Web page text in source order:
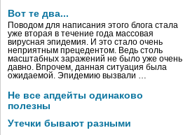
Вот те два...
Поводом для написания этого блога стала
уже вторая в течение года массовая
вирусная эпидемия. И это стало очень
неприятным прецедентом. Ведь столь
масштабных заражений не было уже очень
давно. Впрочем, данная ситуация была
ожидаемой. Эпидемию вызвали …
Не все апдейты одинаково
полезны
Утечки бывают разными